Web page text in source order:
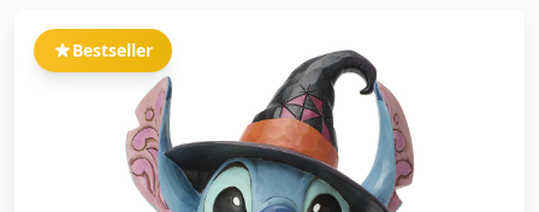
Bestseller